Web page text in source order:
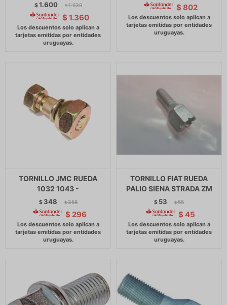
$1.600 $ 1.639
$ 1.360
$ 802
TORNILLO JMC RUEDA
1032 1043 -
$ 348 $ 356
$ 296
TORNILLO FIAT RUEDA
PALIO SIENA STRADA ZM
$ 53 $ 55
$ 45